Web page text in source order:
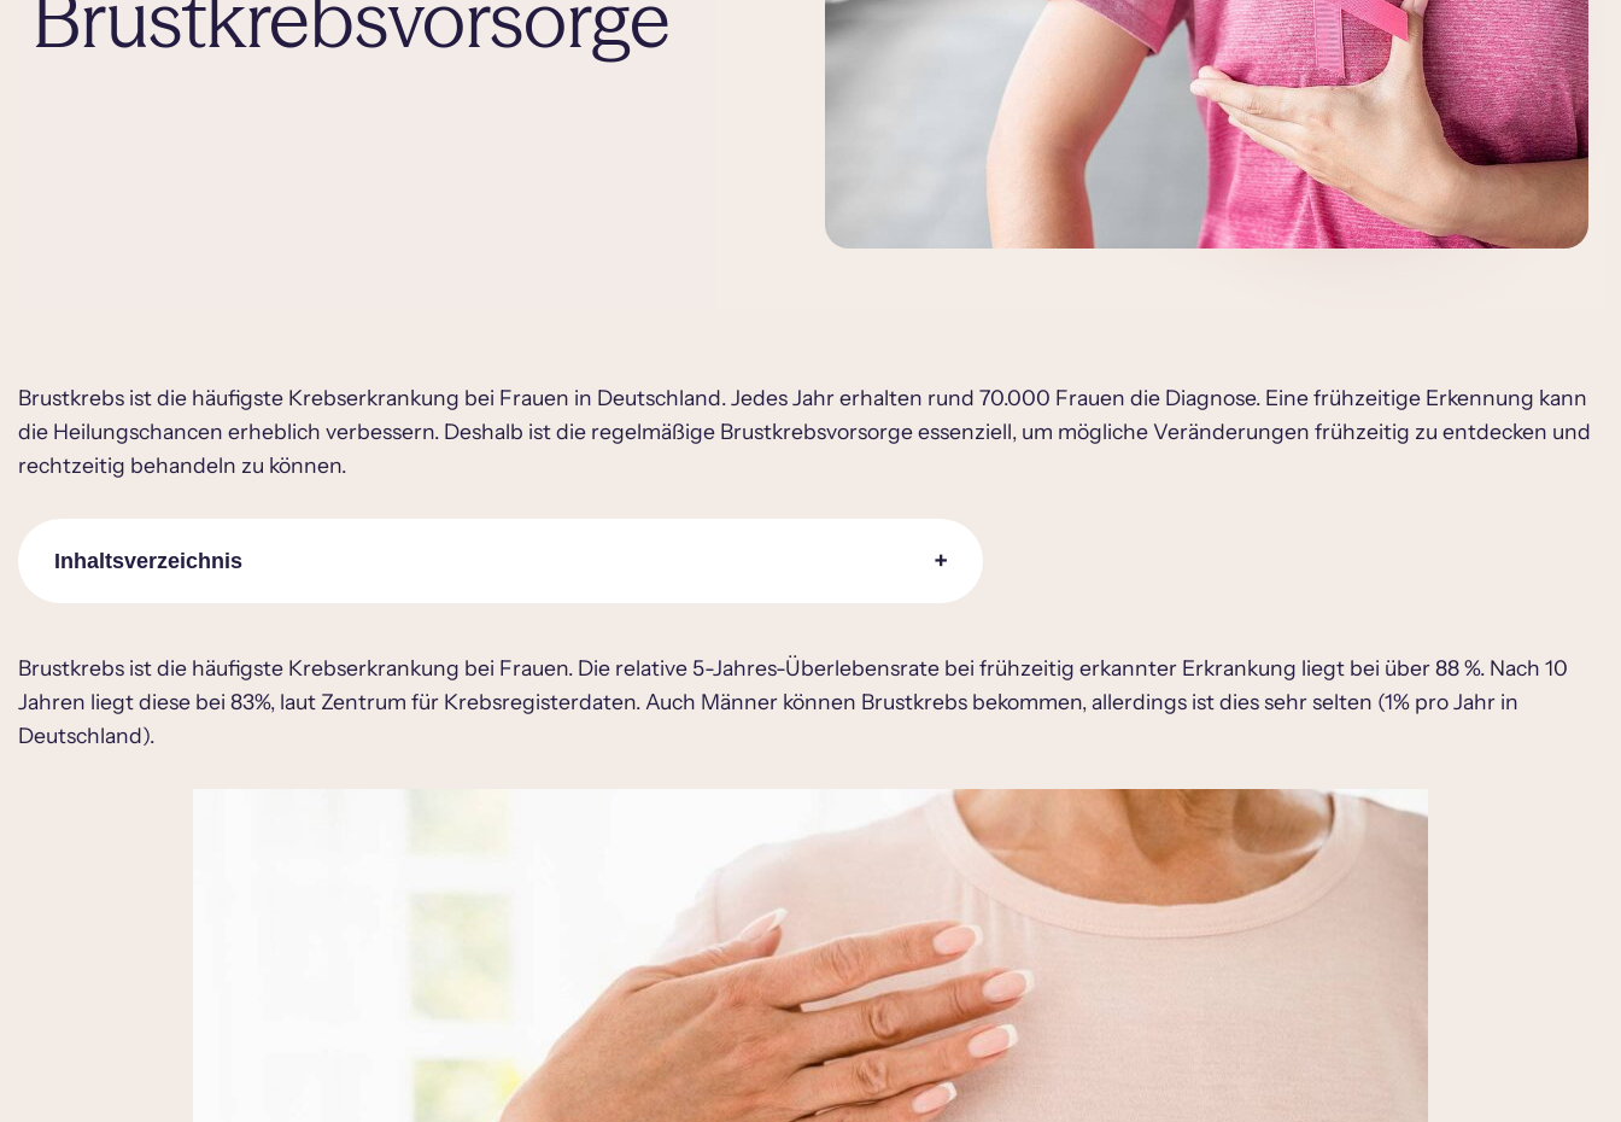
Brustkrebs ist die häufigste Krebserkrankung bei Frauen in Deutschland. Jedes Jahr erhalten rund 70.000 Frauen die Diagnose. Eine frühzeitige Erkennung kann
die Heilungschancen erheblich verbessern. Deshalb ist die regelmäßige Brustkrebsvorsorge essenziell, um mögliche Veränderungen frühzeitig zu entdecken und
rechtzeitig behandeln zu können.
Inhaltsverzeichnis
Risikofaktoren für Brustkrebs
Brustkrebs Symptome
Früherkennung als Brustkrebsvorsorge
Brustkrebs ist die häufigste Krebserkrankung bei Frauen. Die relative 5-Jahres-Überlebensrate bei frühzeitig erkannter Erkrankung liegt bei über 88 %. Nach 10
Jahren liegt diese bei 83%, laut Zentrum für Krebsregisterdaten. Auch Männer können Brustkrebs bekommen, allerdings ist dies sehr selten (1% pro Jahr in
Deutschland).